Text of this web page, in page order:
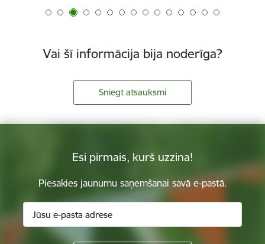
Vai šī informācija bija noderīga?
Sniegt atsauksmi
Esi pirmais, kurš uzzina!
Piesakies jaunumu saņemšanai savā e-pastā.